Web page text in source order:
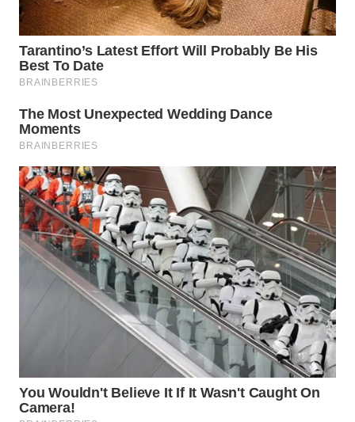
PADANG
LAWAS
WN
SUMEDANG
WN
CIANJUR
WN
KEPULAUAN
SERIBU
WN
TANGERANG
WN
CIREBON